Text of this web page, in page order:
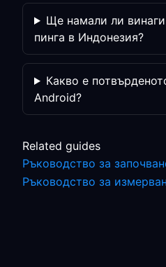
Ще намали ли
пинга в Индонезия?
Какво е
Android?
Related guides
Ръководство за
Ръководство за